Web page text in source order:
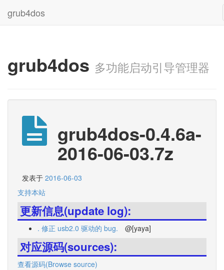
grub4dos
grub4dos 多功能启动引导管理器
grub4dos-0.4.6a-
2016-06-03.7z
发表于 2016-06-03
支持本站
更新信息(update log):
. 修正 usb2.0 驱动的 bug. @[yaya]
对应源码(sources):
查看源码(Browse source)